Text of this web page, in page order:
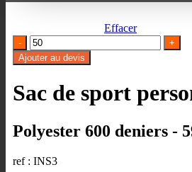
Effacer
quantité
de
Sac
sport
personnalisé
Ajouter au devis
Sac de sport
Polyester 600 deniers -
ref : INS3